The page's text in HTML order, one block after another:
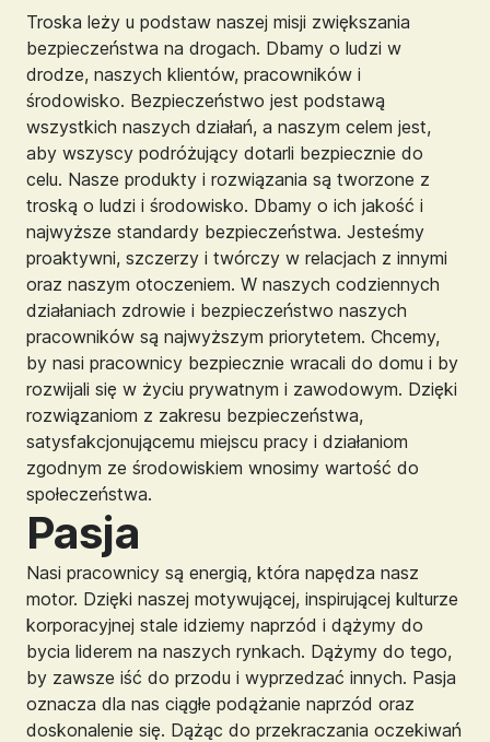
Troska leży u podstaw naszej misji zwiększania
bezpieczeństwa na drogach. Dbamy o ludzi w
drodze, naszych klientów, pracowników i
środowisko. Bezpieczeństwo jest podstawą
wszystkich naszych działań, a naszym celem jest,
aby wszyscy podróżujący dotarli bezpiecznie do
celu. Nasze produkty i rozwiązania są tworzone z
troską o ludzi i środowisko. Dbamy o ich jakość i
najwyższe standardy bezpieczeństwa. Jesteśmy
proaktywni, szczerzy i twórczy w relacjach z innymi
oraz naszym otoczeniem. W naszych codziennych
działaniach zdrowie i bezpieczeństwo naszych
pracowników są najwyższym priorytetem. Chcemy,
by nasi pracownicy bezpiecznie wracali do domu i by
rozwijali się w życiu prywatnym i zawodowym. Dzięki
rozwiązaniom z zakresu bezpieczeństwa,
satysfakcjonującemu miejscu pracy i działaniom
zgodnym ze środowiskiem wnosimy wartość do
społeczeństwa.
Pasja
Nasi pracownicy są energią, która napędza nasz
motor. Dzięki naszej motywującej, inspirującej kulturze
korporacyjnej stale idziemy naprzód i dążymy do
bycia liderem na naszych rynkach. Dążymy do tego,
by zawsze iść do przodu i wyprzedzać innych. Pasja
oznacza dla nas ciągłe podążanie naprzód oraz
doskonalenie się. Dążąc do przekraczania oczekiwań